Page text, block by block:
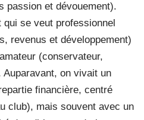
passion et dévouement).
se veut professionnel
revenus et développement)
(conservateur,
on vivait un
financière, centré
club), mais souvent avec un